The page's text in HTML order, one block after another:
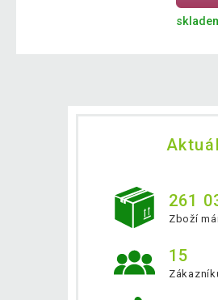
261
Zboží
15